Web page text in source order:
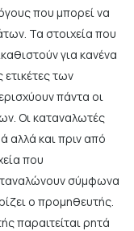
που μπορεί να
Τα στοιχεία που
για κανένα
των
πάντα οι
Οι καταναλωτές
αλλά και πριν από
που
σύμφωνα
ο προμηθευτής.
παραιτείται ρητά